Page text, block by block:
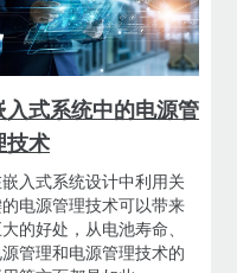
入式系统中的电源管
技术
入式系统设计中利用关
电源管理技术可以带来
的好处，从电池寿命、
管理和电源管理技术的